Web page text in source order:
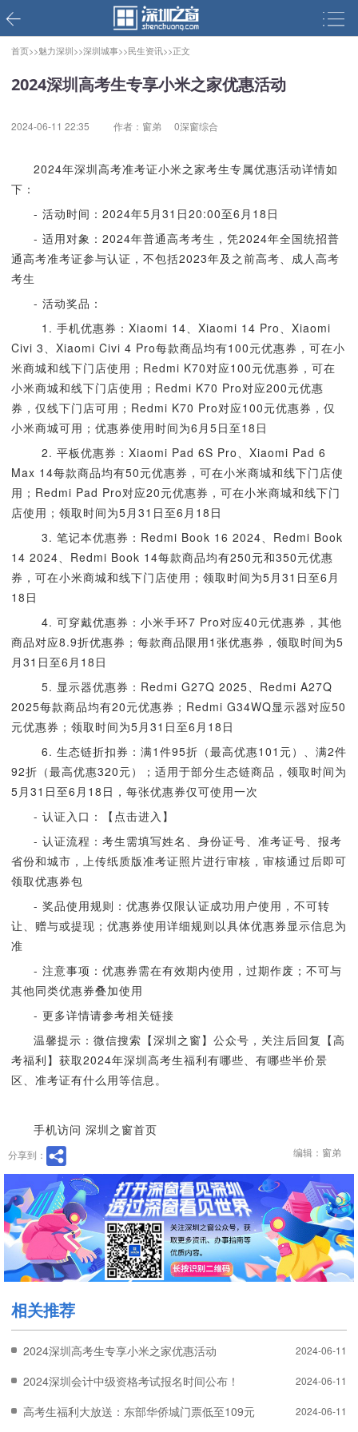
首页>>魅力深圳>>深圳城事>>民生资讯>>正文
2024深圳高考生专享小米之家优惠活动
2024-06-11 22:35 作者：窗弟 0深窗综合
2024年深圳高考准考证小米之家考生专属优惠活动详情如
下：
- 活动时间：2024年5月31日20:00至6月18日
- 适用对象：2024年普通高考考生，凭2024年全国统招普
通高考准考证参与认证，不包括2023年及之前高考、成人高考
考生
- 活动奖品：
1. 手机优惠券：Xiaomi 14、Xiaomi 14 Pro、Xiaomi
Civi 3、Xiaomi Civi 4 Pro每款商品均有100元优惠券，可在小
米商城和线下门店使用；Redmi K70对应100元优惠券，可在
小米商城和线下门店使用；Redmi K70 Pro对应200元优惠
券，仅线下门店可用；Redmi K70 Pro对应100元优惠券，仅
小米商城可用；优惠券使用时间为6月5日至18日
2. 平板优惠券：Xiaomi Pad 6S Pro、Xiaomi Pad 6
Max 14每款商品均有50元优惠券，可在小米商城和线下门店使
用；Redmi Pad Pro对应20元优惠券，可在小米商城和线下门
店使用；领取时间为5月31日至6月18日
3. 笔记本优惠券：Redmi Book 16 2024、Redmi Book
14 2024、Redmi Book 14每款商品均有250元和350元优惠
券，可在小米商城和线下门店使用；领取时间为5月31日至6月
18日
4. 可穿戴优惠券：小米手环7 Pro对应40元优惠券，其他
商品对应8.9折优惠券；每款商品限用1张优惠券，领取时间为5
月31日至6月18日
5. 显示器优惠券：Redmi G27Q 2025、Redmi A27Q
2025每款商品均有20元优惠券；Redmi G34WQ显示器对应50
元优惠券；领取时间为5月31日至6月18日
6. 生态链折扣券：满1件95折（最高优惠101元）、满2件
92折（最高优惠320元）；适用于部分生态链商品，领取时间为
5月31日至6月18日，每张优惠券仅可使用一次
- 认证入口：【点击进入】
- 认证流程：考生需填写姓名、身份证号、准考证号、报考
省份和城市，上传纸质版准考证照片进行审核，审核通过后即可
领取优惠券包
- 奖品使用规则：优惠券仅限认证成功用户使用，不可转
让、赠与或提现；优惠券使用详细规则以具体优惠券显示信息为
准
- 注意事项：优惠券需在有效期内使用，过期作废；不可与
其他同类优惠券叠加使用
- 更多详情请参考相关链接
温馨提示：微信搜索【深圳之窗】公众号，关注后回复【高
考福利】获取2024年深圳高考生福利有哪些、有哪些半价景
区、准考证有什么用等信息。
手机访问 深圳之窗首页
分享到： 编辑：窗弟
相关推荐
2024深圳高考生专享小米之家优惠活动 2024-06-11
2024深圳会计中级资格考试报名时间公布！ 2024-06-11
高考生福利大放送：东部华侨城门票低至109元，毕业团体仅需949
2024-06-11